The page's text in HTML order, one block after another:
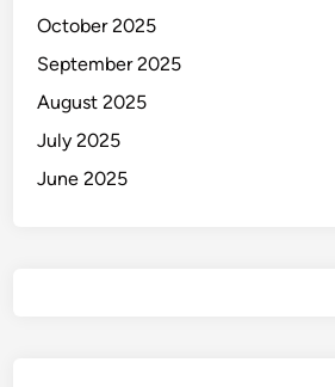
October 2025
September 2025
August 2025
July 2025
June 2025